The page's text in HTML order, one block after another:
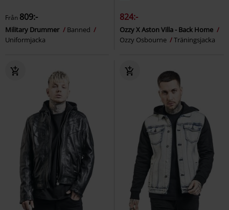
Från 809:-
Military Drummer
Banned
Uniformjacka
824:-
Ozzy X Aston Villa - Back Home
Ozzy Osbourne
Träningsjacka